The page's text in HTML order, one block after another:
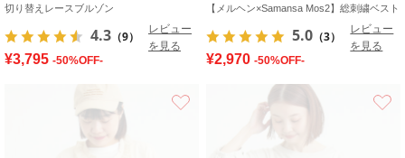
切り替えレースブルゾン
4.3 （9）
レビュー
を見る
¥3,795 -50%OFF-
【メルヘン×Samansa Mos2】総刺繍ベスト
5.0 （3）
レビュー
を見る
¥2,970 -50%OFF-